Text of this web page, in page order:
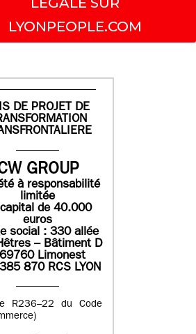
LYONPEOPLE.COM
DE PROJET DE
GROUP
à responsabilité
limitée
de 40.000
euros
social : 330 allée
– Bâtiment D
Limonest
870 RCS LYON
R236–22 du Code